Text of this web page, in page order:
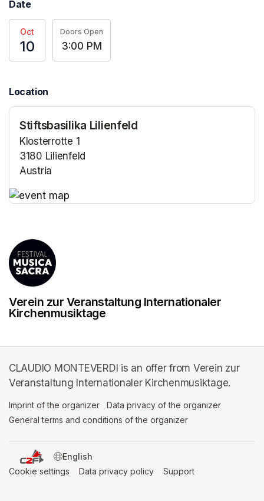
Date
Oct
10
Doors Open
3:00 PM
Location
Stiftsbasilika Lilienfeld
Klosterrotte 1
3180 Lilienfeld
Austria
Verein zur Veranstaltung Internationaler
Kirchenmusiktage
CLAUDIO MONTEVERDI is an offer from Verein zur
Veranstaltung Internationaler Kirchenmusiktage.
Imprint of the organizer (opens in a new tab)
Data privacy of the organizer
General terms and conditions of the organizer
SWITCH LANGUAGE
Cookie settings (opens in a new tab)
Data privacy policy (opens in a new tab)
Support